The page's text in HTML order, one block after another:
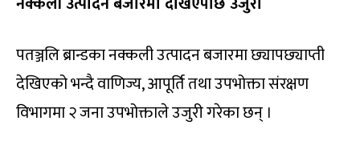
पतञ्जलि ब्रान्डका नक्कली उत्पादन बजारमा छ्यापछ्याप्ती
देखिएको भन्दै वाणिज्य, आपूर्ति तथा उपभोक्ता संरक्षण
विभागमा २ जना उपभोक्ताले उजुरी गरेका छन् ।